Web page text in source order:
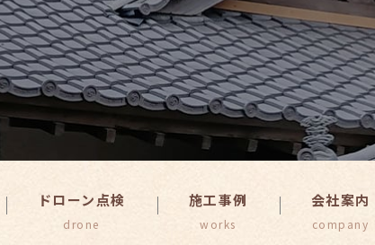
ドローン点検 施工事例 会社案内